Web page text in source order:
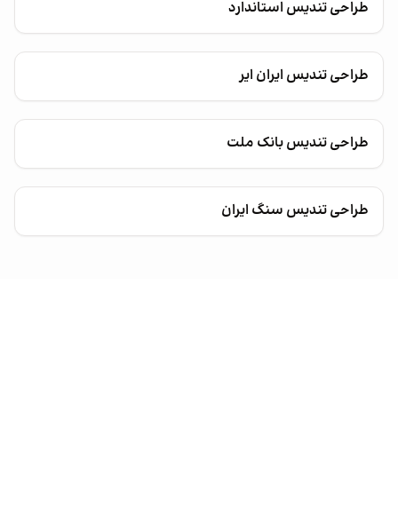
طراحی تندیس استاندارد
طراحی تندیس ایران ایر
طراحی تندیس بانک ملت
طراحی تندیس سنگ ایران